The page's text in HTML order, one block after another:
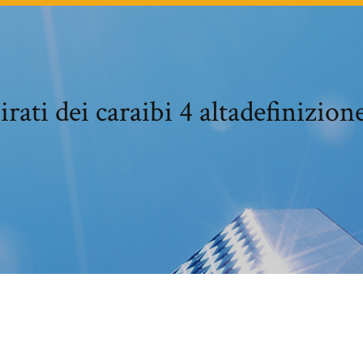
dei caraibi 4